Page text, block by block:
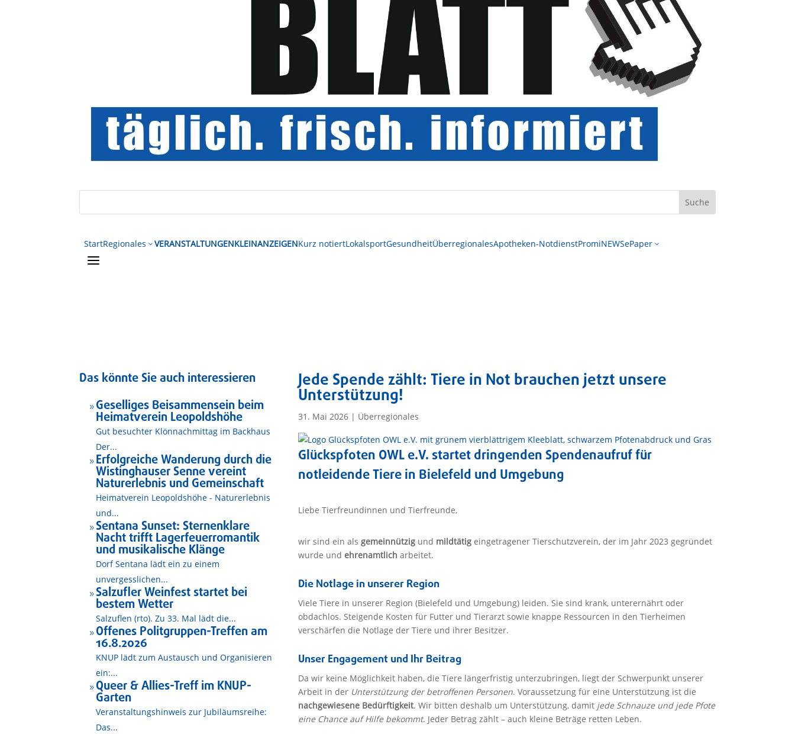
StartRegionales 3VERANSTALTUNGENKLEINANZEIGENKurz notiertLokalsportGesundheitÜberregionalesApotheken-NotdienstPromiNEWSePaper 3
a
Das könnte Sie auch interessieren
9 Geselliges Beisammensein beim
Heimatverein Leopoldshöhe
Gut besuchter Klönnachmittag im Backhaus
Der...
9 Erfolgreiche Wanderung durch die
Wistinghauser Senne vereint
Naturerlebnis und Gemeinschaft
Heimatverein Leopoldshöhe - Naturerlebnis
und...
9 Sentana Sunset: Sternenklare
Nacht trifft Lagerfeuerromantik
und musikalische Klänge
Dorf Sentana lädt ein zu einem
unvergesslichen...
9 Salzufler Weinfest startet bei
bestem Wetter
Salzuflen (rto). Zu 33. Mal lädt die...
9 Offenes Politgruppen-Treffen am
16.8.2026
KNUP lädt zum Austausch und Organisieren
ein:...
9 Queer & Allies-Treff im KNUP-
Garten
Veranstaltungshinweis zur Jubiläumsreihe:
Das...
Jede Spende zählt: Tiere in Not brauchen jetzt unsere
Unterstützung!
31. Mai 2026| Überregionales
Glückspfoten OWL e.V. startet dringenden Spendenaufruf für
notleidende Tiere in Bielefeld und Umgebung
Liebe Tierfreundinnen und Tierfreunde,
wir sind ein als gemeinnützigund mildtätigeingetragener Tierschutzverein, der im Jahr 2023 gegründet
wurde und ehrenamtlich arbeitet.
Die Notlage in unserer Region
Viele Tiere in unserer Region (Bielefeld und Umgebung) leiden. Sie sind krank, unterernährt oder
obdachlos. Steigende Kosten für Futter und Tierarzt sowie knappe Ressourcen in den Tierheimen
verschärfen die Notlage der Tiere und ihrer Besitzer.
Unser Engagement und Ihr Beitrag
Da wir keine Möglichkeit haben, die Tiere längerfristig unterzubringen, liegt der Schwerpunkt unserer
Arbeit in der Unterstützung der betroffenen Personen. Voraussetzung für eine Unterstützung ist die
nachgewiesene Bedürftigkeit. Wir bitten deshalb um Unterstützung, damit jede Schnauze und jede Pfote
eine Chance auf Hilfe bekommt. Jeder Betrag zählt – auch kleine Beträge retten Leben.